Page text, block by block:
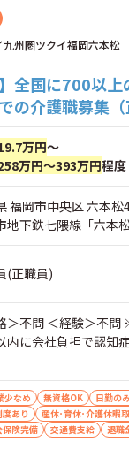
チューターがつき手厚く
環境への不安を軽減でき
与支給の実績や、宿泊費
度も備わっており、有資
大切にしながらやりが
すすめの職場です。
119日！オンオフのメリ
す】
い夜勤なしの勤務で年間
保されています
リフレッシュ休暇と有給
しプライベートを満喫
けのこども休暇など支援
円◎大手法人ならではの
魅力です】
還元する過去実績最大185
様への手厚い扶養手当
けられる独自の「ツク
職金制度を完備してい
髪色や髪型をはじめネ
であり自分らしさを大
州圏ツクイ福岡六本松
全国に700以
の介護職募集（
万円～
万円～393万円程度
福岡市中央区 六本
地下鉄七隈線「六本
(正職員)
＞不問 ※無資格者:入社
内に会社負担で認知
少なめ 無資格OK 日勤の
あり
産休･育休･介護休暇
保険完備 交通費支給 退職